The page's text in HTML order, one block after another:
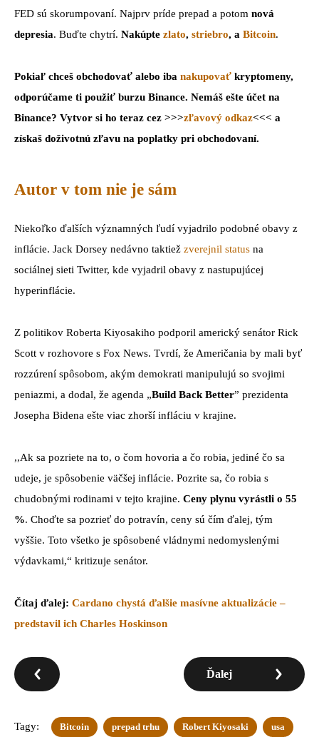
FED sú skorumpovaní. Najprv príde prepad a potom nová
depresia. Buďte chytrí. Nakúpte zlato, striebro, a Bitcoin.
Pokiaľ chceš obchodovať alebo iba nakupovať kryptomeny,
odporúčame ti použiť burzu Binance. Nemáš ešte účet na
Binance? Vytvor si ho teraz cez >>>zľavový odkaz<<< a
získaš doživotnú zľavu na poplatky pri obchodovaní.
Autor v tom nie je sám
Niekoľko ďalších významných ľudí vyjadrilo podobné obavy z
inflácie. Jack Dorsey nedávno taktiež zverejnil status na
sociálnej sieti Twitter, kde vyjadril obavy z nastupujúcej
hyperinflácie.
Z politikov Roberta Kiyosakiho podporil americký senátor Rick
Scott v rozhovore s Fox News. Tvrdí, že Američania by mali byť
rozzúrení spôsobom, akým demokrati manipulujú so svojimi
peniazmi, a dodal, že agenda „Build Back Better” prezidenta
Josepha Bidena ešte viac zhorší infláciu v krajine.
,,Ak sa pozriete na to, o čom hovoria a čo robia, jediné čo sa
udeje, je spôsobenie väčšej inflácie. Pozrite sa, čo robia s
chudobnými rodinami v tejto krajine. Ceny plynu vyrástli o 55
%. Choďte sa pozrieť do potravín, ceny sú čím ďalej, tým
vyššie. Toto všetko je spôsobené vládnymi nedomyslenými
výdavkami,“ kritizuje senátor.
Čítaj ďalej: Cardano chystá ďalšie masívne aktualizácie –
predstavil ich Charles Hoskinson
Ďalej
Tagy: Bitcoin prepad trhu Robert Kiyosaki usa